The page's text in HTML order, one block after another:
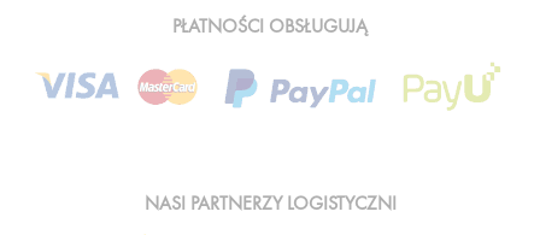
PŁATNOŚCI OBSŁUGUJĄ
NASI PARTNERZY LOGISTYCZNI